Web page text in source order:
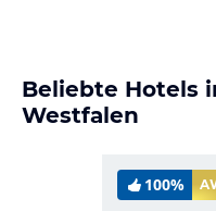
Beliebte Hotels
Westfalen
100%